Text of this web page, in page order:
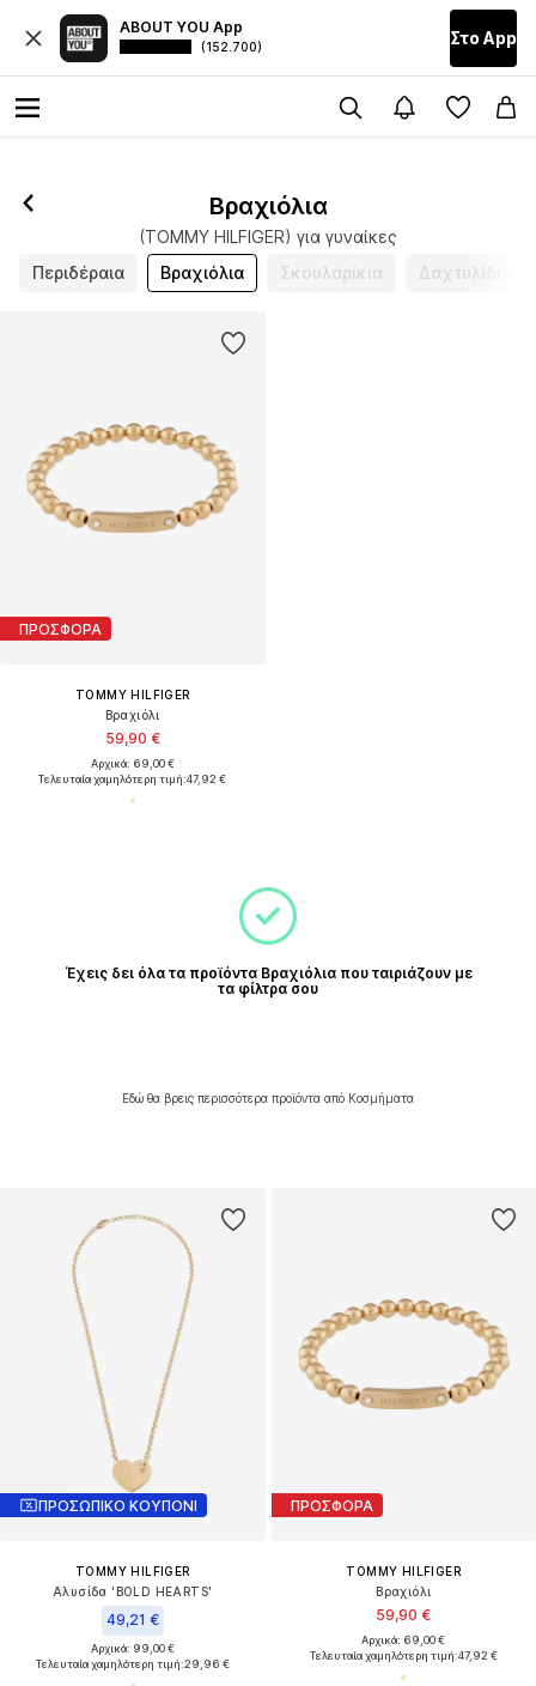
ABOUT YOU App
(152.700) Στο Αpp
Βραχιόλια
(TOMMY HILFIGER) για γυναίκες
Περιδέραια
Βραχιόλια Σκουλαρίκια Δαχτυλίδια
ΠΡΟΣΦΟΡΑ
TOMMY HILFIGER
Βραχιόλι
59,90 €
Αρχικά: 69,00 €
Τελευταία χαμηλότερη τιμή:47,92 €
Έχεις δει όλα τα προϊόντα Βραχιόλια που ταιριάζουν με
τα φίλτρα σου
Εδώ θα βρεις περισσότερα προϊόντα από Κοσμήματα
ΠΡΟΣΩΠΙΚΟ ΚΟΥΠΟΝΙ
TOMMY HILFIGER
Αλυσίδα 'BOLD HEARTS'
49,21 €
Αρχικά: 99,00 €
Τελευταία χαμηλότερη τιμή:29,96 €
ΠΡΟΣΦΟΡΑ
TOMMY HILFIGER
Βραχιόλι
59,90 €
Αρχικά: 69,00 €
Τελευταία χαμηλότερη τιμή:47,92 €